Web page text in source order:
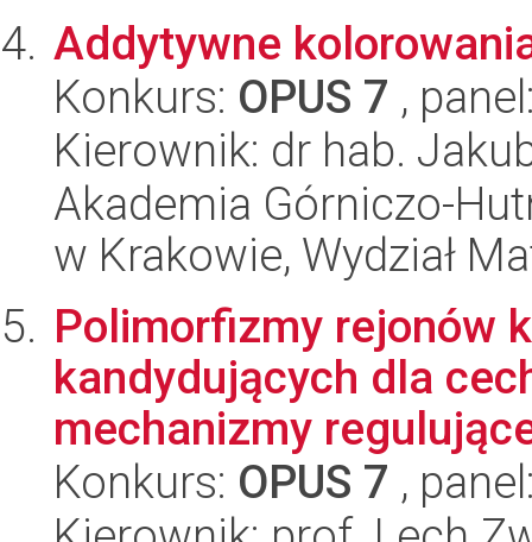
Addytywne
Konkurs: OPUS 7 ,
Kierownik: dr hab.
Akademia Górniczo-
w Krakowie, Wydział
Polimorfizmy rejonów
kandydujących dla
mechanizmy
Konkurs: OPUS 7 ,